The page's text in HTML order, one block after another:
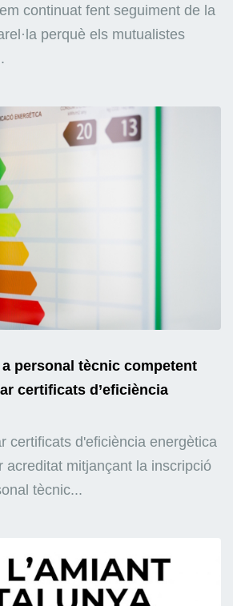
continuat fent seguiment de la
perquè els mutualistes
personal tècnic competent
certificats d’eficiència
certificats d'eficiència energètica
acreditat mitjançant la inscripció
tècnic...